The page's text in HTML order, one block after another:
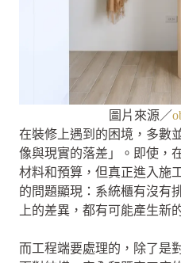
圖片來源／
在裝修上遇到的困境，多數
像與現實的落差」。即使，
材料和預算，但真正進入施
的問題顯現：系統櫃有沒有
上的差異，都有可能產生新
而工程端要處理的，除了是